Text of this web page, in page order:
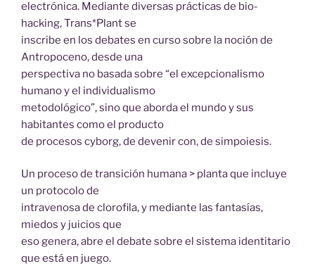
electrónica. Mediante diversas prácticas de bio-
hacking, Trans*Plant se
inscribe en los debates en curso sobre la noción de
Antropoceno, desde una
perspectiva no basada sobre “el excepcionalismo
humano y el individualismo
metodológico”, sino que aborda el mundo y sus
habitantes como el producto
de procesos cyborg, de devenir con, de simpoiesis.
Un proceso de transición humana > planta que incluye
un protocolo de
intravenosa de clorofila, y mediante las fantasías,
miedos y juicios que
eso genera, abre el debate sobre el sistema identitario
que está en juego.